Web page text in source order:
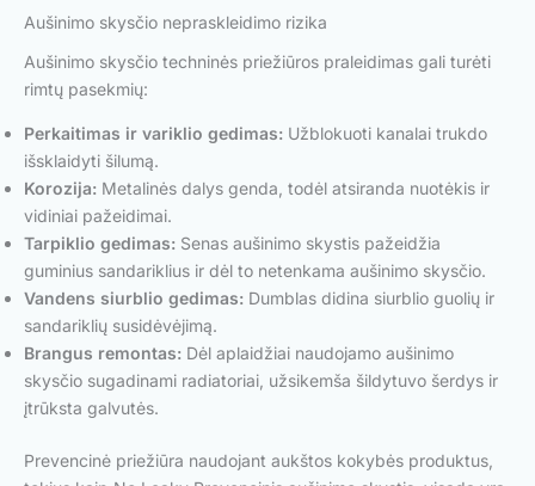
Aušinimo skysčio nepraskleidimo rizika
Aušinimo skysčio techninės priežiūros praleidimas gali turėti
rimtų pasekmių:
Perkaitimas ir variklio gedimas: Užblokuoti kanalai trukdo
išsklaidyti šilumą.
Korozija: Metalinės dalys genda, todėl atsiranda nuotėkis ir
vidiniai pažeidimai.
Tarpiklio gedimas: Senas aušinimo skystis pažeidžia
guminius sandariklius ir dėl to netenkama aušinimo skysčio.
Vandens siurblio gedimas: Dumblas didina siurblio guolių ir
sandariklių susidėvėjimą.
Brangus remontas: Dėl aplaidžiai naudojamo aušinimo
skysčio sugadinami radiatoriai, užsikemša šildytuvo šerdys ir
įtrūksta galvutės.
Prevencinė priežiūra naudojant aukštos kokybės produktus,